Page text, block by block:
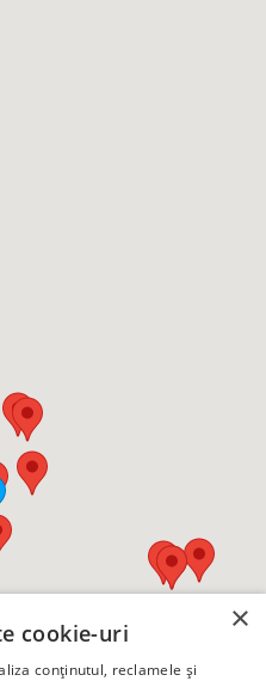
×
cookie-uri
conținutul, reclamele și